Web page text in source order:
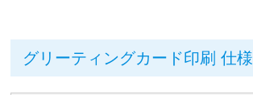
グリーティングカード印刷 仕様